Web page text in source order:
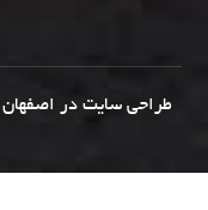
طراحی سایت در اصفهان